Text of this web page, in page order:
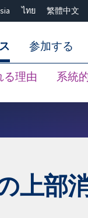
ไทย 繁體中文
る理由 系統
参加する
上部